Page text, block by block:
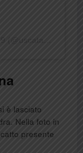
è lasciato
Nella foto in
presente